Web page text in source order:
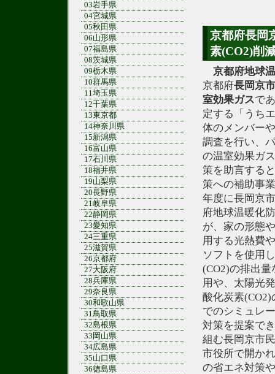
京都府長岡
素(CO2)削
京都府地球
京都府長岡京市
室効果ガスで
定する「うち
体のメンバー
調査を行い、
の温室効果ガ
策を助言する
策への補助事
年度に長岡京
府地球温暖化
が、家の形態
用する光熱費
ソフトを使用
(CO2)の排出
用や、太陽光
酸化炭素
でのシミュレ
対策を提案で
組む長岡京市
市役所で開か
の省エネ対策
03岩手県
04宮城県
05秋田県
06山形県
07福島県
08茨城県
09栃木県
10群馬県
11埼玉県
12千葉県
13東京都
14神奈川県
15新潟県
16富山県
17石川県
18福井県
19山梨県
20長野県
21岐阜県
22静岡県
23愛知県
24三重県
25滋賀県
26京都府
27大阪府
28兵庫県
29奈良県
30和歌山県
31鳥取県
32島根県
33岡山県
34広島県
35山口県
36徳島県